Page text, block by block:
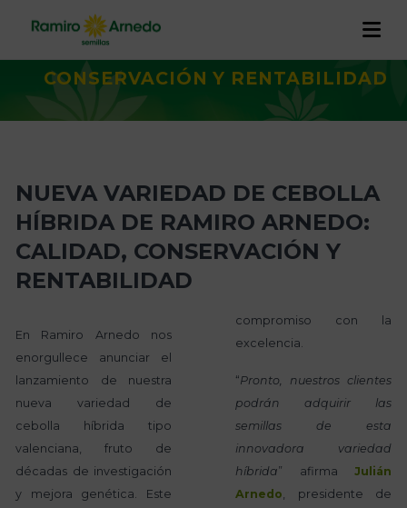
EMPRESA
Trabaja con nosotros
Proyectos
CALIDAD Y TRAZABILIDAD
RAMIRO ARNEDO EN EL MUNDO
ACTUALIDAD
VARIEDAD DE CEBOLLA HÍBRIDA
DE RAMIRO ARNEDO: CALIDAD,
CONSERVACIÓN Y RENTABILIDAD
NUEVA VARIEDAD DE CEBOLLA
HÍBRIDA DE RAMIRO ARNEDO:
CALIDAD, CONSERVACIÓN Y
RENTABILIDAD
En Ramiro Arnedo nos
enorgullece anunciar el
lanzamiento de nuestra
nueva variedad de
cebolla híbrida tipo
valenciana, fruto de
décadas de investigación
y mejora genética. Este
compromiso con la
excelencia.
“Pronto, nuestros clientes
podrán adquirir las
semillas de esta
innovadora variedad
híbrida” afirma Julián
Arnedo , presidente de